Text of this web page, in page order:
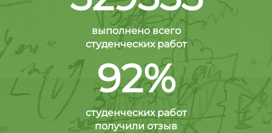
выполнено всего
студенческих работ
92%
студенческих работ
получили отзыв